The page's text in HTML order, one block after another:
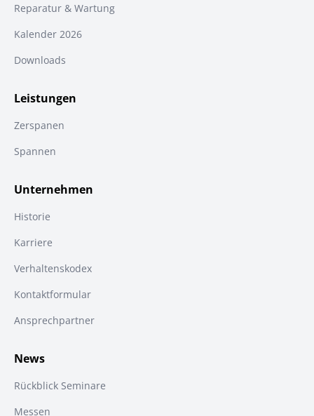
Reparatur & Wartung
Kalender 2026
Downloads
Leistungen
Zerspanen
Spannen
Unternehmen
Historie
Karriere
Verhaltenskodex
Kontaktformular
Ansprechpartner
News
Rückblick Seminare
Messen